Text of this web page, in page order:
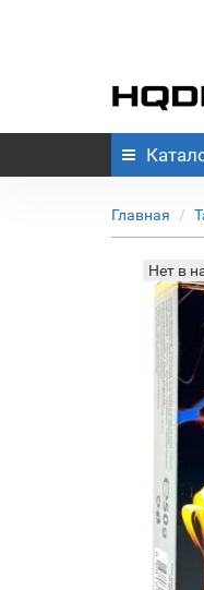
Главная
Нет в